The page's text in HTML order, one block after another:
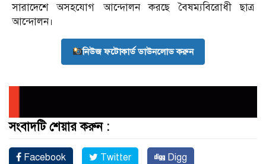
সারাদেশে অসহযোগ আন্দোলন করছে বৈষম্যবিরোধী ছাত্র
আন্দোলন।
নিউজ ফটোকার্ড ডাউনলোড করুন
সংবাদটি শেয়ার করুন :
Facebook Twitter Digg